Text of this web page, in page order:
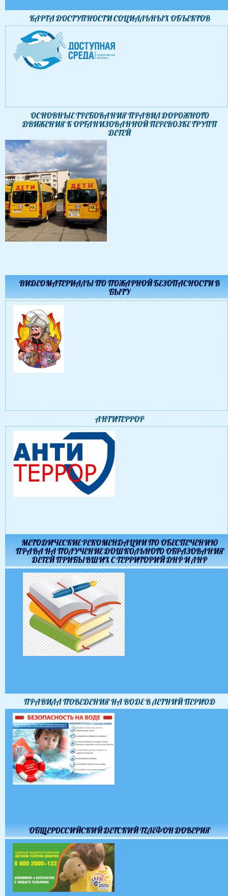
КАРТА ДОСТУПНОСТИ CОЦИАЛЬНЫХ ОБЪЕКТОВ
ОСНОВНЫЕ ТРЕБОВАНИЯ ПРАВИЛ ДОРОЖНОГО
ДВИЖЕНИЯ К ОРГАНИЗОВАННОЙ ПЕРЕВОЗКЕ ГРУПП
ДЕТЕЙ
ВИДЕОМАТЕРИАЛЫ ПО ПОЖАРНОЙ БЕЗОПАСНОСТИ В
БЫТУ
АНТИТЕРРОР
МЕТОДИЧЕСКИЕ РЕКОМЕНДАЦИИ ПО ОБЕСПЕЧЕНИЮ
ПРАВА НА ПОЛУЧЕНИЕ ДОШКОЛЬНОГО ОБРАЗОВАНИЯ
ДЕТЕЙ ПРИБЫВШИХ С ТЕРРИТОРИЙ ДНР И ЛНР
ПРАВИЛА ПОВЕДЕНИЯ НА ВОДЕ В ЛЕТНИЙ ПЕРИОД
ОБЩЕРОССИЙСКИЙ ДЕТСКИЙ ТЕЛЕФОН ДОВЕРИЯ